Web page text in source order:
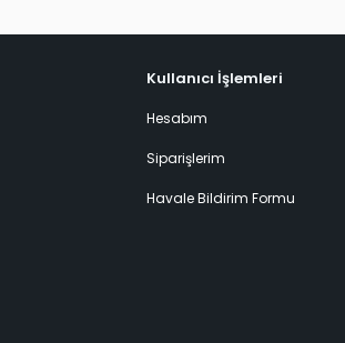
Kullanıcı İşlemleri
Hesabım
Siparişlerim
Havale Bildirim Formu